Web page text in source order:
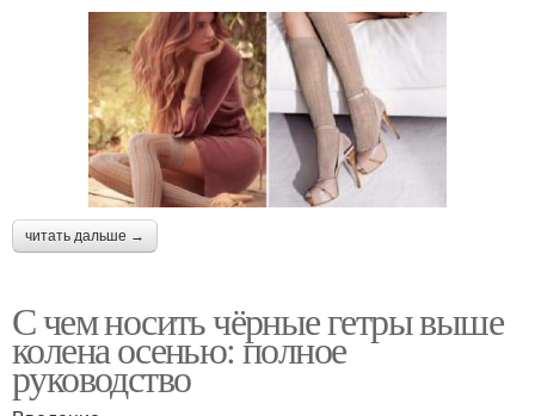
читать дальше →
С чем носить чёрные гетры выше
колена осенью: полное
руководство